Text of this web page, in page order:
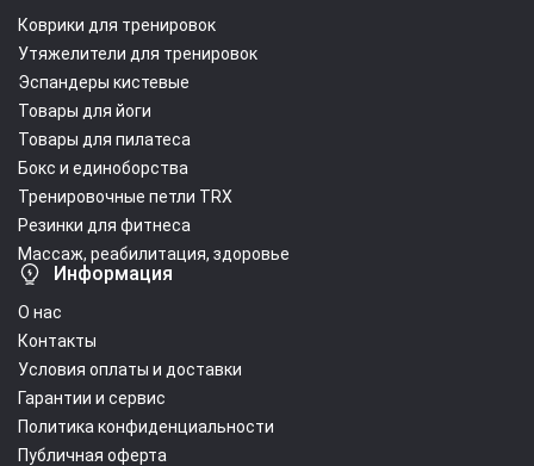
Коврики для тренировок
Утяжелители для тренировок
Эспандеры кистевые
Товары для йоги
Товары для пилатеса
Бокс и единоборства
Тренировочные петли TRX
Резинки для фитнеса
Массаж, реабилитация, здоровье
Информация
О нас
Контакты
Условия оплаты и доставки
Гарантии и сервис
Политика конфиденциальности
Публичная оферта